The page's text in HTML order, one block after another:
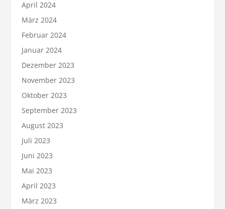
April 2024
März 2024
Februar 2024
Januar 2024
Dezember 2023
November 2023
Oktober 2023
September 2023
August 2023
Juli 2023
Juni 2023
Mai 2023
April 2023
März 2023